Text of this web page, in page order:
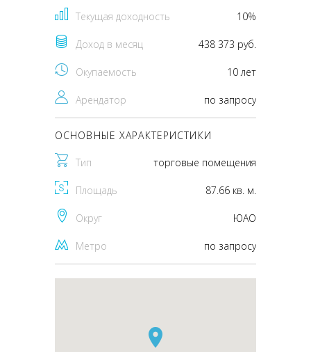
Текущая доходность 10%
Доход в месяц 438 373 руб.
Окупаемость 10 лет
Арендатор по запросу
ОСНОВНЫЕ ХАРАКТЕРИСТИКИ
Тип торговые помещения
Площадь 87.66 кв. м.
Округ ЮАО
Метро по запросу